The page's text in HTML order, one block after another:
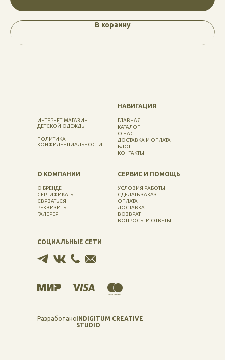
В корзину
НАВИГАЦИЯ
О КОМПАНИИ СЕРВИС И ПОМОЩЬ
СОЦИАЛЬНЫЕ СЕТИ
ГЛАВНАЯ
ИНТЕРНЕТ-МАГАЗИН
ДЕТСКОЙ ОДЕЖДЫ
О БРЕНДЕ УСЛОВИЯ РАБОТЫ
КАТАЛОГ
СЕРТИФИКАТЫ СДЕЛАТЬ ЗАКАЗ
О НАС
СВЯЗАТЬСЯ ОПЛАТА
ДОСТАВКА И ОПЛАТА
РЕКВИЗИТЫ ДОСТАВКА
БЛОГ
ВОЗВРАТ
КОНТАКТЫ
ПОЛИТИКА
КОНФИДЕНЦИАЛЬНОСТИ
ВОПРОСЫ И ОТВЕТЫ
Разработано INDIGITUM CREATIVE
STUDIO
ГАЛЕРЕЯ